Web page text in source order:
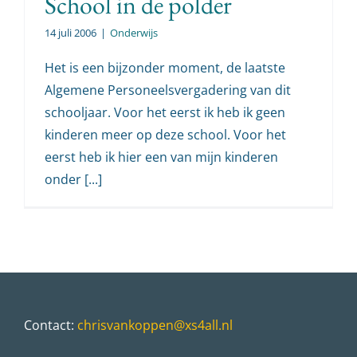
14 juli 2006 | Onderwijs
Het is een bijzonder moment, de laatste
Algemene Personeelsvergadering van dit
schooljaar. Voor het eerst ik heb ik geen
kinderen meer op deze school. Voor het
eerst heb ik hier een van mijn kinderen
onder [...]
Contact: chrisvankoppen@xs4all.nl